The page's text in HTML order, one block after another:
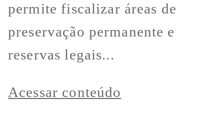
permite fiscalizar áreas de
preservação permanente e
reservas legais...
Acessar conteúdo